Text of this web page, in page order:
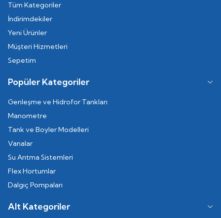
Tüm Kategoriler
İndirimdekiler
Yeni Ürünler
Müşteri Hizmetleri
Sepetim
Popüler Kategoriler
Genleşme ve Hidrofor Tankları
Manometre
Tank ve Boyler Modelleri
Vanalar
Su Arıtma Sistemleri
Flex Hortumlar
Dalgıç Pompaları
Alt Kategoriler